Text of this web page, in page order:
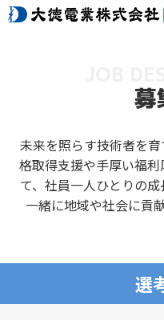
若手社員による座談
先輩からのメッセー
大徳電業を支える女
大徳電業のリアル
募
未来を照らす技術者を
格取得支援や手厚い福
て、社員一人ひとりの
一緒に地域や社会に貢
選